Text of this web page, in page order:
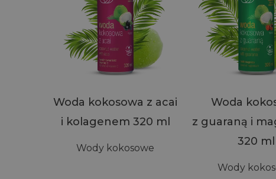
Woda kokosowa z acai
i kolagenem 320 ml
Wody kokosowe
Woda
z guaraną i
320 ml
Wody